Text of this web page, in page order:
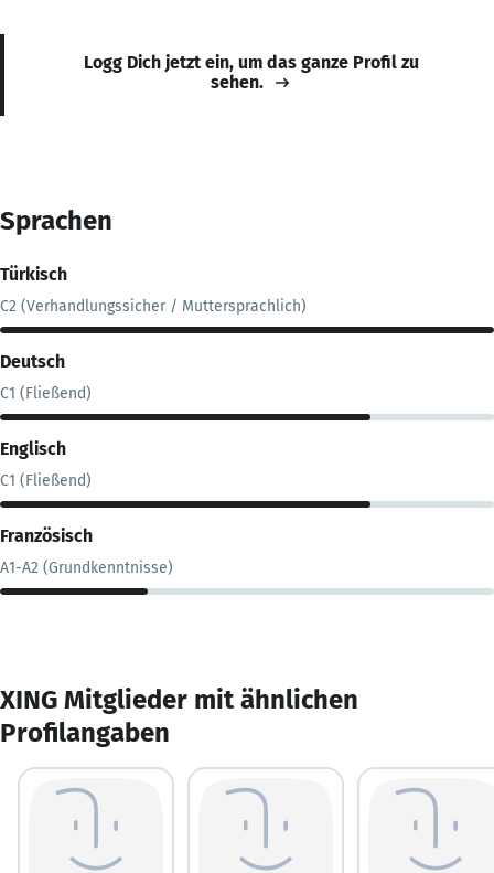
Logg Dich jetzt ein, um das ganze Profil zu
sehen.
Sprachen
Türkisch
C2 (Verhandlungssicher / Muttersprachlich)
Deutsch
C1 (Fließend)
Englisch
C1 (Fließend)
Französisch
A1-A2 (Grundkenntnisse)
XING Mitglieder mit ähnlichen
Profilangaben